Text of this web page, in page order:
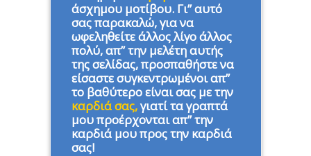
άσχημου μοτίβου. Γι” αυτό
σας παρακαλώ, για να
ωφεληθείτε άλλος λίγο άλλος
πολύ, απ” την μελέτη αυτής
της σελίδας, προσπαθήστε να
είσαστε συγκεντρωμένοι απ”
το βαθύτερο είναι σας με την
καρδιά σας,γιατί τα γραπτά
μου προέρχονται απ” την
καρδιά μου προς την καρδιά
σας!